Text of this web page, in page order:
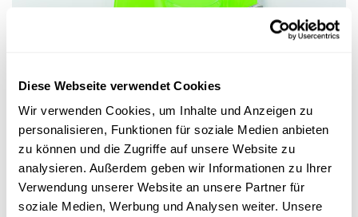
Diese Webseite verwendet Cookies
Wir verwenden Cookies, um Inhalte und Anzeigen zu
personalisieren, Funktionen für soziale Medien anbieten
zu können und die Zugriffe auf unsere Website zu
analysieren. Außerdem geben wir Informationen zu Ihrer
Verwendung unserer Website an unsere Partner für
soziale Medien, Werbung und Analysen weiter. Unsere
MENSCH - ERNÄHRUNG: SALZ
Wie kann Salz aus Meerwasser gewonnen
werden?
Die Schülerinnen und Schüler erforschen, wie Salz mittels
Verdunstung aus Salzwasser gewonnen werden kann.
FNR,Script